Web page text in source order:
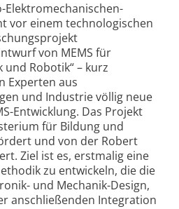
Elektromechanischen-
vor einem technologischen
von MEMS für
Robotik“ – kurz
Experten aus
und Industrie völlig neue
Entwicklung. Das Projekt
für Bildung und
und von der Robert
Ziel ist es, erstmalig eine
zu entwickeln, die die
und Mechanik-Design,
anschließenden Integration